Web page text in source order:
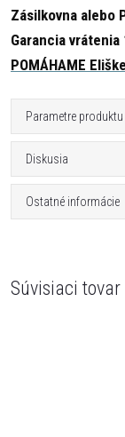
Zásilkovna alebo
Garancia vrátenia
POMÁHAME Eliške
Parametre produktu
Diskusia
Ostatné informácie
Súvisiaci tovar